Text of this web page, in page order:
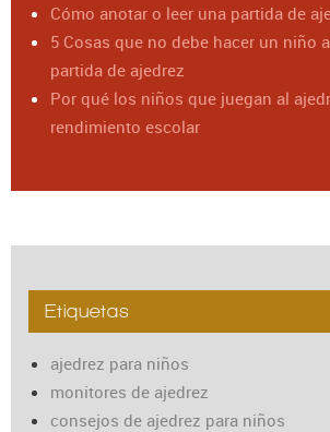
Cómo anotar o leer una partida de
5 Cosas que no debe hacer un niño
partida de ajedrez
Por qué los niños que juegan al
rendimiento escolar
Etiquetas
ajedrez para niños
monitores de ajedrez
consejos de ajedrez para niños